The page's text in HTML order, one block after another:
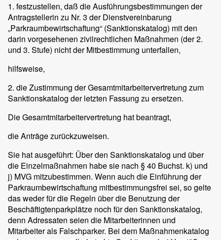
1. festzustellen, daß die Ausführungsbestimmungen der
Antragstellerin zu Nr. 3 der Dienstvereinbarung
„Parkraumbewirtschaftung“ (Sanktionskatalog) mit den
darin vorgesehenen zivilrechtlichen Maßnahmen (der 2.
und 3. Stufe) nicht der Mitbestimmung unterfallen,
hilfsweise,
2. die Zustimmung der Gesamtmitarbeitervertretung zum
Sanktionskatalog der letzten Fassung zu ersetzen.
Die Gesamtmitarbeitervertretung hat beantragt,
die Anträge zurückzuweisen.
Sie hat ausgeführt: Über den Sanktionskatalog und über
die Einzelmaßnahmen habe sie nach § 40 Buchst. k) und
j) MVG mitzubestimmen. Wenn auch die Einführung der
Parkraumbewirtschaftung mitbestimmungsfrei sei, so gelte
das weder für die Regeln über die Benutzung der
Beschäftigtenparkplätze noch für den Sanktionskatalog,
denn Adressaten seien die Mitarbeiterinnen und
Mitarbeiter als Falschparker. Bei dem Maßnahmenkatalog